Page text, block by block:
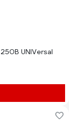
UNIVersal